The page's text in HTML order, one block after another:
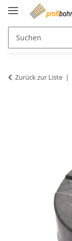
Zurück zur Liste